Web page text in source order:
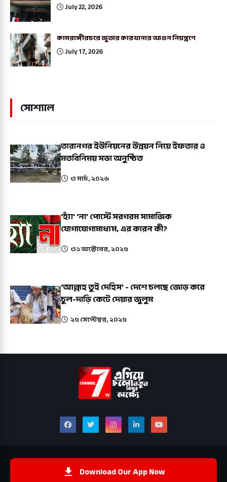
July 22, 2026
কামরাঙ্গীরচরে জুতার কারখানার আগুন নিয়ন্ত্রণে
July 17, 2026
সোশ্যাল
তারানগর ইউনিয়নের উন্নয়ন নিয়ে ইফতার ও
মতবিনিময় সভা অনুষ্ঠিত
৩ মার্চ, ২০২৬
‘হ্যাঁ’ ‘না’ পোস্টে সরগরম সামাজিক
যোগাযোগামাধ্যম, এর কারন কী?
৩১ অক্টোবর, ২০২৫
‘আল্লাহ তুই দেহিস’ - দেশে চলছে জোড় করে
চুল-দাড়ি কেটে দেয়ার জুলুম
২৫ সেপ্টেম্বর, ২০২৫
Download Our App Now